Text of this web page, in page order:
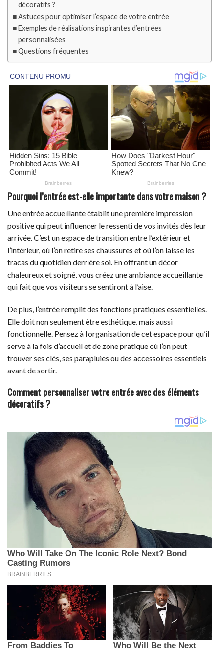
décoratifs ?
Astuces pour optimiser l’espace de votre entrée
Exemples de réalisations inspirantes d’entrées
personnalisées
Questions fréquentes
Pourquoi l’entrée est-elle importante dans votre maison ?
Une entrée accueillante établit une première impression
positive qui peut influencer le ressenti de vos invités dès leur
arrivée. C’est un espace de transition entre l’extérieur et
l’intérieur, où l’on retire ses chaussures et où l’on laisse les
tracas du quotidien derrière soi. En offrant un décor
chaleureux et soigné, vous créez une ambiance accueillante
qui fait que vos visiteurs se sentiront à l’aise.
De plus, l’entrée remplit des fonctions pratiques essentielles.
Elle doit non seulement être esthétique, mais aussi
fonctionnelle. Pensez à l’organisation de cet espace pour qu’il
serve à la fois d’accueil et de zone pratique où l’on peut
trouver ses clés, ses parapluies ou des accessoires essentiels
avant de sortir.
Comment personnaliser votre entrée avec des éléments
décoratifs ?